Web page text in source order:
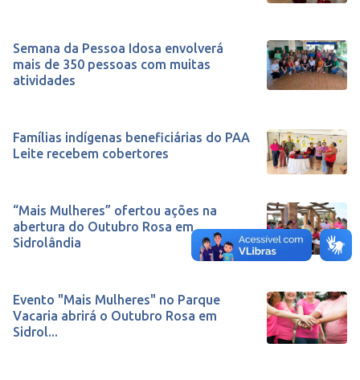
Semana da Pessoa Idosa envolverá
mais de 350 pessoas com muitas
atividades
Famílias indígenas beneficiárias do PAA
Leite recebem cobertores
“Mais Mulheres” ofertou ações na
abertura do Outubro Rosa em
Sidrolândia
Evento "Mais Mulheres" no Parque
Vacaria abrirá o Outubro Rosa em
Sidrol...